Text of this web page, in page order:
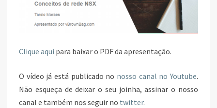
Clique aqui para baixar o PDF da apresentação.
O vídeo já está publicado no nosso canal no Youtube.
Não esqueça de deixar o seu joinha, assinar o nosso
canal e também nos seguir no twitter.